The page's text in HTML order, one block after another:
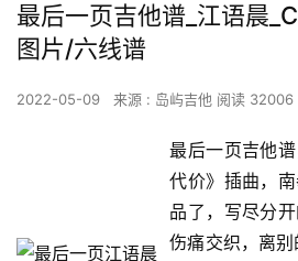
最后一页吉他谱_江语晨
图片/六线谱
2022-05-09 来源 : 岛屿吉他 阅读 32006
最后一页吉他
代价》插曲，
品了，写尽分
伤痛交织，离别